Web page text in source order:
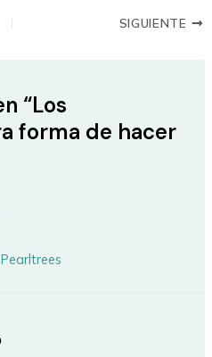
SIGUIENTE
“Los
forma de hacer